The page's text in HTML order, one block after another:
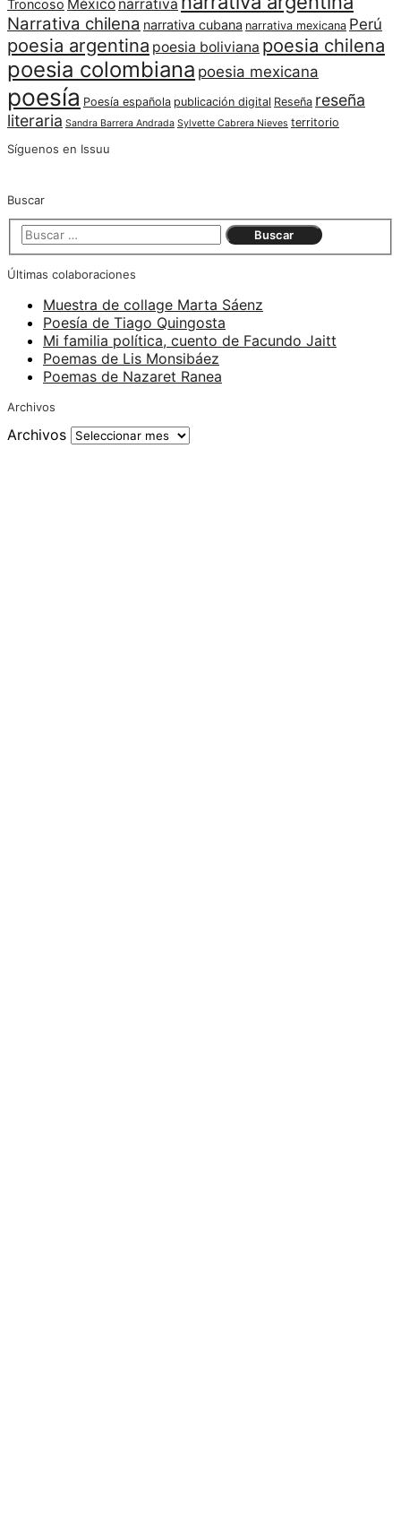
Troncoso México narrativa
Narrativa chilena narrativa cubana narrativa mexicana Perú
poesia argentina poesia boliviana poesia chilena
poesia colombiana poesia mexicana
poesía Poesía española publicación digital Reseña reseña
literaria Sandra Barrera Andrada Sylvette Cabrera Nieves territorio
Síguenos en Issuu
Buscar
Últimas colaboraciones
Muestra de collage Marta Sáenz
Poesía de Tiago Quingosta
Mi familia política, cuento de Facundo Jaitt
Poemas de Lis Monsibáez
Poemas de Nazaret Ranea
Archivos
Archivos